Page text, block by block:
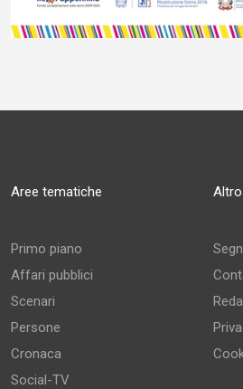
Aree tematiche
Primo piano
Affari pubblici
Scenari
Persone
Cronaca
Social-TV
Altro